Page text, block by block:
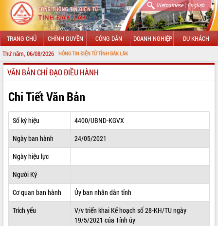
Vietnamese| English
TRANG CHỦ CHÍNH QUYỀN CÔNG DÂN DOANH NGHIỆP DU KHÁCH
Thứ năm, 06/08/2026
VỚI CỔNG THÔNG TIN ĐIỆN TỬ TỈNH ĐẮK LẮK
GIỚI THIỆU
LÃNH ĐẠO UBND TỈNH
TIN TỨC SỰ KIỆN
SỞ, BAN, NGÀNH
THÔNG TIN CHỈ ĐẠO ĐIỀU HÀNH
HỆ THỐNG VĂN BẢN
VĂN BẢN HĐND TỈNH
VĂN BẢN CHỈ ĐẠO ĐIỀU HÀNH
Chi Tiết Văn Bản
Số ký hiệu
4400/UBND-KGVX
Ngày ban hành
24/05/2021
Ngày hiệu lực
Người Ký
Cơ quan ban hành
Ủy ban nhân dân tỉnh
Trích yếu
V/v triển khai Kế hoạch số 28-KH/TU ngày
19/5/2021 của Tỉnh ủy